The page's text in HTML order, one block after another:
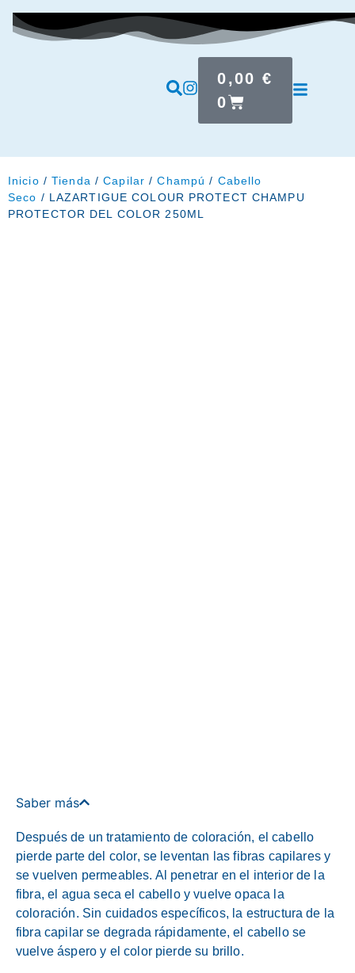
0,00€
0
Inicio /Tienda /Capilar /Champú / Cabello
Seco / LAZARTIGUE COLOUR PROTECT CHAMPU
PROTECTOR DEL COLOR 250ML
Saber más
Después de un tratamiento de coloración, el cabello
pierde parte del color, se leventan las fibras capilares y
se vuelven permeables. Al penetrar en el interior de la
fibra, el agua seca el cabello y vuelve opaca la
coloración. Sin cuidados específicos, la estructura de la
fibra capilar se degrada rápidamente, el cabello se
vuelve áspero y el color pierde su brillo.